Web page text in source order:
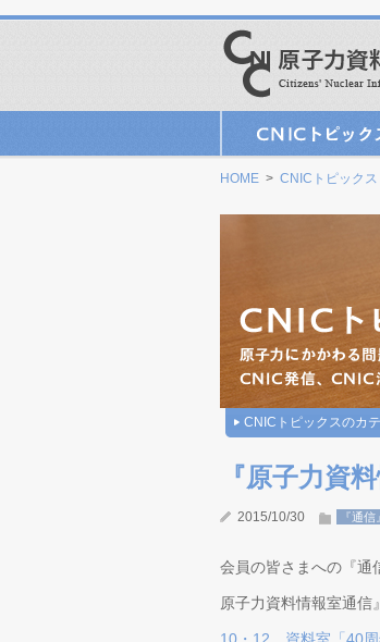
HOME > CNICトピックス
CNICトピックスのカ
『原子力資
2015/10/30 『通
会員の皆さまへの『通
原子力資料情報室通